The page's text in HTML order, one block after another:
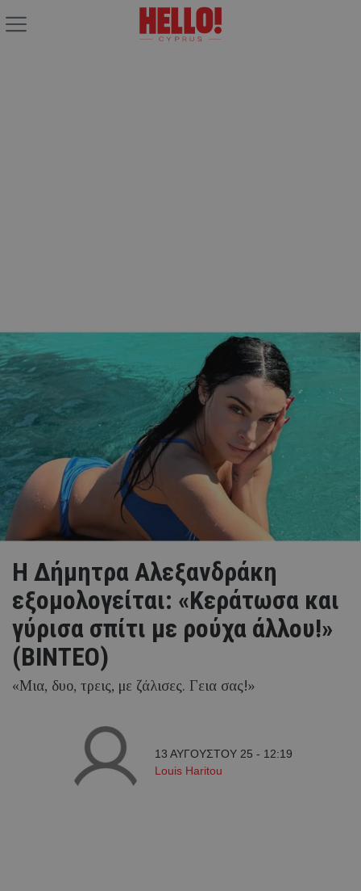
Η Δήμητρα Αλεξανδράκη
εξομολογείται: «Κεράτωσα και
γύρισα σπίτι με ρούχα άλλου!»
(ΒΙΝΤΕΟ)
«Μια, δυο, τρεις, με ζάλισες. Γεια σας!»
13 ΑΥΓΟΥΣΤΟΥ 25 - 12:19
Louis Haritou